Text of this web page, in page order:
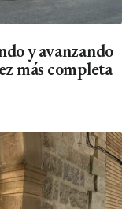
y avanzando
más completa